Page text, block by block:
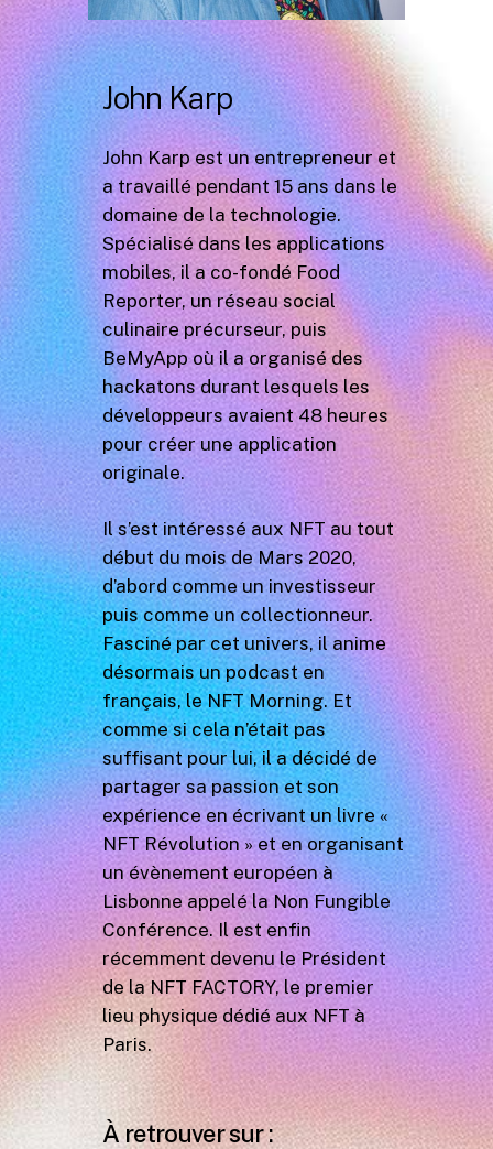
John Karp
John Karp est un entrepreneur et
a travaillé pendant 15 ans dans le
domaine de la technologie.
Spécialisé dans les applications
mobiles, il a co-fondé Food
Reporter, un réseau social
culinaire précurseur, puis
BeMyApp où il a organisé des
hackatons durant lesquels les
développeurs avaient 48 heures
pour créer une application
originale.
Il s’est intéressé aux NFT au tout
début du mois de Mars 2020,
d’abord comme un investisseur
puis comme un collectionneur.
Fasciné par cet univers, il anime
désormais un podcast en
français, le NFT Morning. Et
comme si cela n’était pas
suffisant pour lui, il a décidé de
partager sa passion et son
expérience en écrivant un livre «
NFT Révolution » et en organisant
un évènement européen à
Lisbonne appelé la Non Fungible
Conférence. Il est enfin
récemment devenu le Président
de la NFT FACTORY, le premier
lieu physique dédié aux NFT à
Paris.
À retrouver sur :